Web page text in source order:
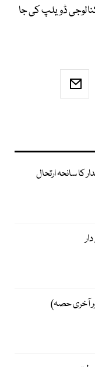
ڈویلپ کی جا
کا سانحہ ارتحال
اور آخری حصہ)